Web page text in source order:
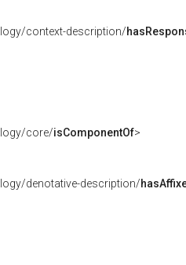
context-description/
core/isComponentOf>
denotative-description/